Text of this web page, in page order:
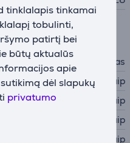
tinklalapis tinkamai
tobulinti,
patirtį bei
būtų aktualūs
apie
dėl slapukų
privatumo
Riešas
Taip
Taip
Taip
Taip